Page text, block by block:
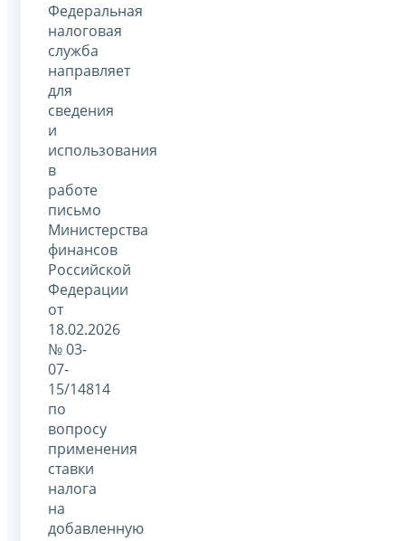
Федеральная
налоговая
служба
направляет
для
сведения
и
использования
в
работе
письмо
Министерства
финансов
Российской
Федерации
от
18.02.2026
№ 03-
07-
15/14814
по
вопросу
применения
ставки
налога
на
добавленную